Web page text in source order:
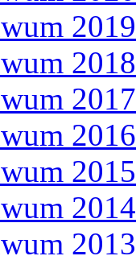
2019
2018
2017
2016
2015
2014
2013